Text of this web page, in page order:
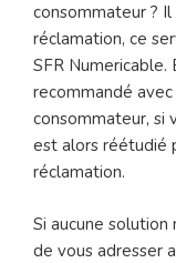
consommateur ?
réclamation, ce
SFR
recommandé
consommateur, si
est alors réétudié
réclamation.
Si aucune
de vous adresser